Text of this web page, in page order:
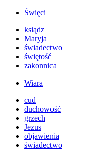
Święci
ksiądz
Maryja
świadectwo
świętość
zakonnica
Wiara
cud
duchowość
grzech
Jezus
objawienia
świadectwo